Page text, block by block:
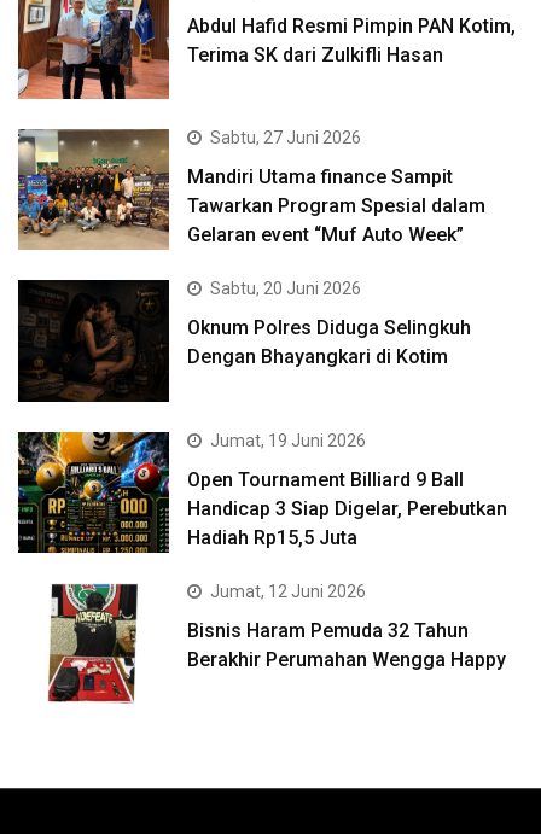
Abdul Hafid Resmi Pimpin PAN Kotim,
Terima SK dari Zulkifli Hasan
Sabtu, 27 Juni 2026
Mandiri Utama finance Sampit
Tawarkan Program Spesial dalam
Gelaran event “Muf Auto Week”
Sabtu, 20 Juni 2026
Oknum Polres Diduga Selingkuh
Dengan Bhayangkari di Kotim
Jumat, 19 Juni 2026
Open Tournament Billiard 9 Ball
Handicap 3 Siap Digelar, Perebutkan
Hadiah Rp15,5 Juta
Jumat, 12 Juni 2026
Bisnis Haram Pemuda 32 Tahun
Berakhir Perumahan Wengga Happy